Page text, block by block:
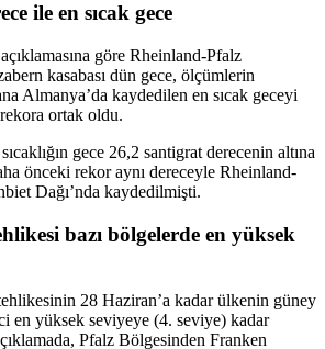
ile en sıcak gece
göre Rheinland-Pfalz
kasabası dün gece, ölçümlerin
Almanya’da kaydedilen en sıcak geceyi
ortak oldu.
gece 26,2 santigrat derecenin altına
önceki rekor aynı dereceyle Rheinland-
Dağı’nda kaydedilmişti.
bazı bölgelerde en yüksek
28 Haziran’a kadar ülkenin güney
en yüksek seviyeye (4. seviye) kadar
Pfalz Bölgesinden Franken